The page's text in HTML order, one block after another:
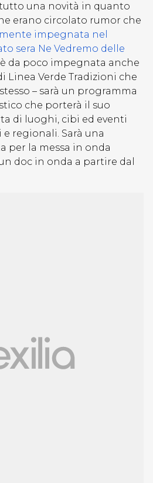
una novità in quanto
erano circolato rumor che
impegnata nel
sera Ne Vedremo delle
da poco impegnata anche
Linea Verde Tradizioni che
– sarà un programma
che porterà il suo
di luoghi, cibi ed eventi
regionali. Sarà una
per la messa in onda
doc in onda a partire dal